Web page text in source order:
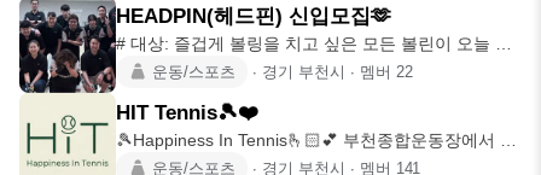
HEADPIN(헤드핀) 신입모집🫶
# 대상: 즐겁게 볼링을 치고 싶은 모든 볼린이 오늘 볼
운동/스포츠 ∙ 경기 부천시 ∙ 멤버 22
HIT Tennis🎾❤️
🎾Happiness In Tennis🫰🏻💕 부천종합운동장에서 활
동하는운동/스포츠 ∙ 경기 부천시 ∙ 멤버 141